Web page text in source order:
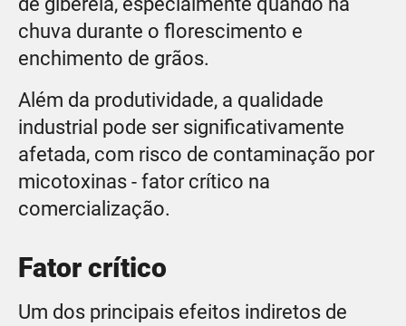
chuva durante o florescimento e
enchimento de grãos.
Além da produtividade, a qualidade
industrial pode ser significativamente
afetada, com risco de contaminação por
micotoxinas - fator crítico na
comercialização.
Fator crítico
Um dos principais efeitos indiretos de